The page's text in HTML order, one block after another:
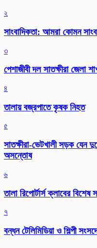
২
সাংবাদিকতা: আমরা কোমন
৩
পেশাজীবী দল সাতক্ষীরা জেলা
৪
তালায় বজ্রপাতে কৃষক নিহত
৫
সাতক্ষীরা-ভেটখালী সড়ক যেন
অসন্তোষ
৬
‎তালা রিপোর্টার্স ক্লাবের বিশেষ
৭
বন্ধন টেলিমিডিয়া ও শিল্পী